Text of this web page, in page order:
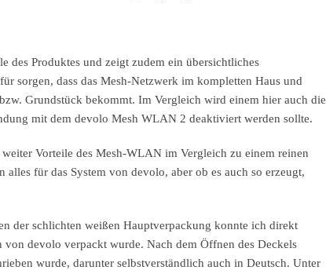
des Produktes und zeigt zudem ein übersichtliches
sorgen, dass das Mesh-Netzwerk im kompletten Haus und
Grundstück bekommt. Im Vergleich wird einem hier auch die
mit dem devolo Mesh WLAN 2 deaktiviert werden sollte.
Vorteile des Mesh-WLAN im Vergleich zu einem reinen
für das System von devolo, aber ob es auch so erzeugt,
der schlichten weißen Hauptverpackung konnte ich direkt
von devolo verpackt wurde. Nach dem Öffnen des Deckels
wurde, darunter selbstverständlich auch in Deutsch. Unter